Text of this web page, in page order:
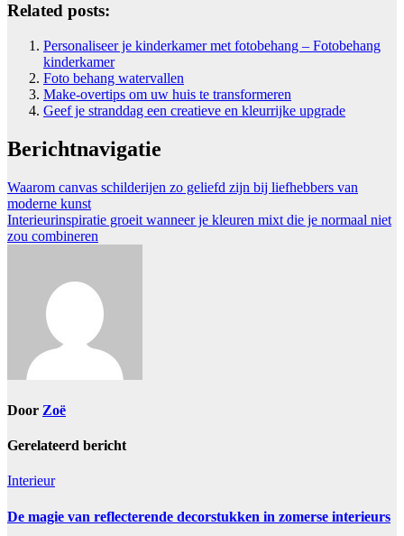
Related posts:
Personaliseer je kinderkamer met fotobehang – Fotobehang
kinderkamer
Foto behang watervallen
Make-overtips om uw huis te transformeren
Geef je stranddag een creatieve en kleurrijke upgrade
Berichtnavigatie
Waarom canvas schilderijen zo geliefd zijn bij liefhebbers van
moderne kunst
Interieurinspiratie groeit wanneer je kleuren mixt die je normaal niet
zou combineren
Door Zoë
Gerelateerd bericht
Interieur
De magie van reflecterende decorstukken in zomerse interieurs